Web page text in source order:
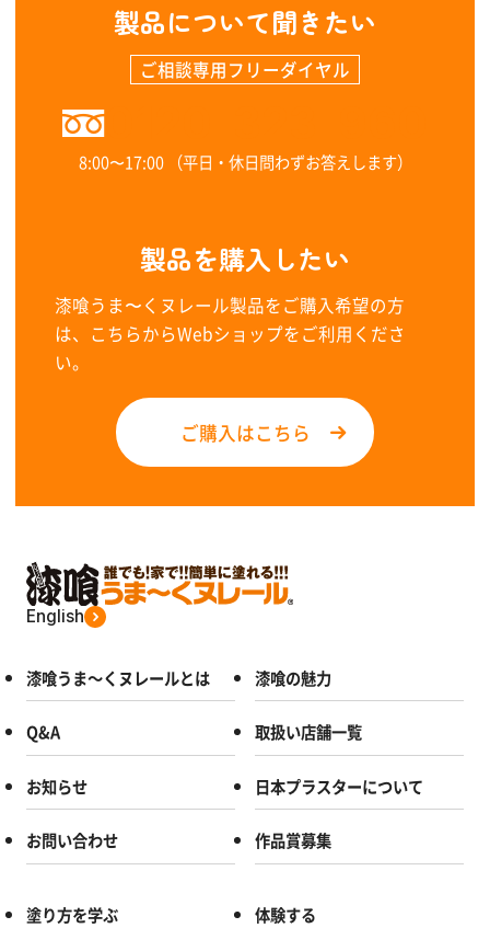
製品について聞きたい
ご相談専用フリーダイヤル
0120-323-960
8:00〜17:00 （平日・休日問わずお答えします）
製品を購入したい
漆喰うま〜くヌレール製品をご購入希望の方
は、こちらからWebショップをご利用くださ
い。
ご購入はこちら
English
漆喰うま～くヌレールとは 漆喰の魅力
Q&A 取扱い店舗一覧
お知らせ 日本プラスターについて
お問い合わせ 作品賞募集
塗り方を学ぶ 体験する